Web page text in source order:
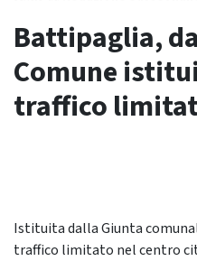
Battipaglia,
Comune
traffico
Istituita dalla Giunta
traffico limitato nel centro